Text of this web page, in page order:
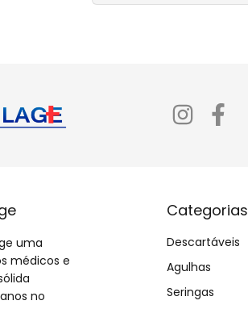
Eletrodo
Equipo
Equipo para Transfusão
Equipo Macrogotas
Equipo para Nutrição
Esparadrapo e Fitas
uma
médicos e
no
Categorias
Descartáveis
Agulhas
Seringas